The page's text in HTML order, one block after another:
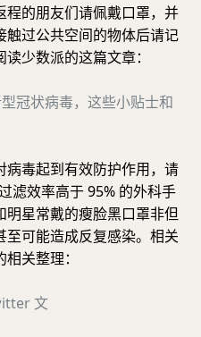
程的朋友们请佩戴口罩，并
触过公共空间的物体后请记
少数派的这篇文章：
冠状病毒，这些小贴士和
病毒起到有效防护作用，请
滤效率高于 95% 的外科手
星常戴的瘦脸黑口罩非但
至可能造成反复感染。相关
关整理：
文